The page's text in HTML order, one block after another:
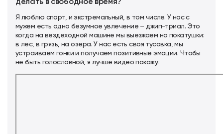
делать в свободное время?
Я люблю спорт, и экстремальный, в том числе. У нас с
мужем есть одно безумное увлечение – джип-триал. Это
когда на вездеходной машине мы выезжаем на покатушки:
в лес, в грязь, на озера. У нас есть своя тусовка, мы
устраиваем гонки и получаем позитивные эмоции. Чтобы
не быть голословной, я лучше видео покажу.